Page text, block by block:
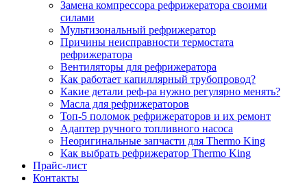
Замена компрессора рефрижератора своими
силами
Мультизональный рефрижератор
Причины неисправности термостата
рефрижератора
Вентиляторы для рефрижератора
Как работает капиллярный трубопровод?
Какие детали реф-ра нужно регулярно менять?
Масла для рефрижераторов
Топ-5 поломок рефрижераторов и их ремонт
Адаптер ручного топливного насоса
Неоригинальные запчасти для Thermo King
Как выбрать рефрижератор Thermo King
Прайс-лист
Контакты